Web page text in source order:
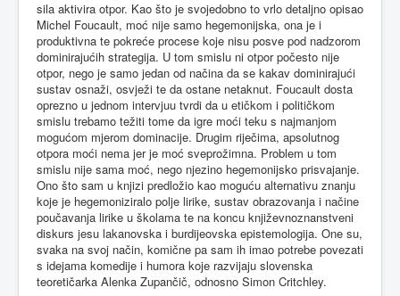
sila aktivira otpor. Kao što je svojedobno to vrlo detaljno opisao
Michel Foucault, moć nije samo hegemonijska, ona je i
produktivna te pokreće procese koje nisu posve pod nadzorom
dominirajućih strategija. U tom smislu ni otpor počesto nije
otpor, nego je samo jedan od načina da se kakav dominirajući
sustav osnaži, osvježi te da ostane netaknut. Foucault dosta
oprezno u jednom intervjuu tvrdi da u etičkom i političkom
smislu trebamo težiti tome da igre moći teku s najmanjom
mogućom mjerom dominacije. Drugim riječima, apsolutnog
otpora moći nema jer je moć sveprožimna. Problem u tom
smislu nije sama moć, nego njezino hegemonijsko prisvajanje.
Ono što sam u knjizi predložio kao moguću alternativu znanju
koje je hegemoniziralo polje lirike, sustav obrazovanja i načine
poučavanja lirike u školama te na koncu književnoznanstveni
diskurs jesu lakanovska i burdijeovska epistemologija. One su,
svaka na svoj način, komične pa sam ih imao potrebe povezati
s idejama komedije i humora koje razvijaju slovenska
teoretičarka Alenka Zupančič, odnosno Simon Critchley.